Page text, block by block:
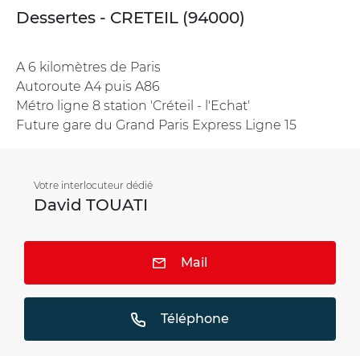
Dessertes - CRETEIL (94000)
A 6 kilomètres de Paris
Autoroute A4 puis A86
Métro ligne 8 station 'Créteil - l'Echat'
Future gare du Grand Paris Express Ligne 15
Votre interlocuteur dédié
David TOUATI
Mail
Téléphone